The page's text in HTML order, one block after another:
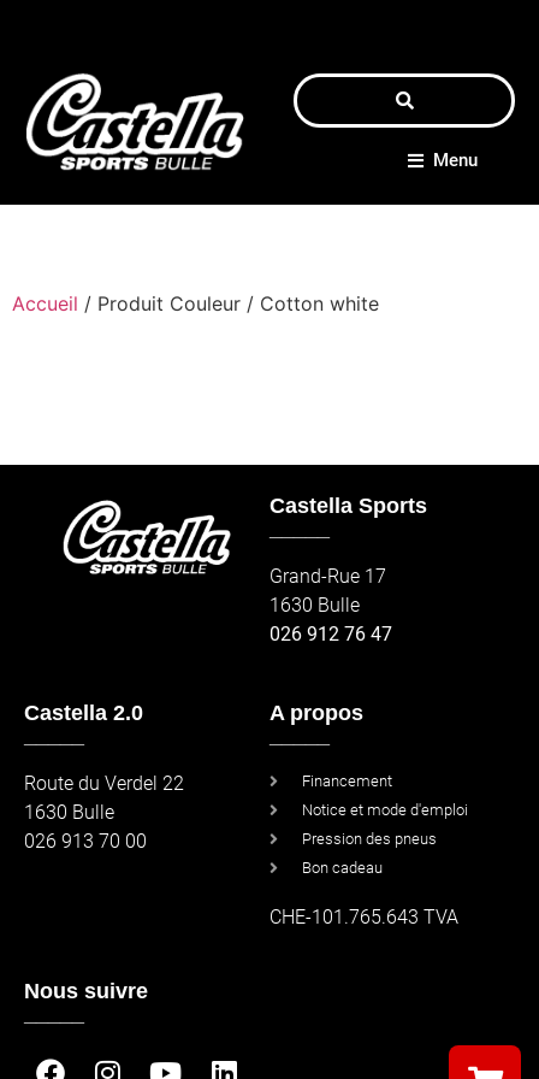
Menu
Accueil / Produit Couleur / Cotton white
Castella Sports
Grand-Rue 17
1630 Bulle
026 912 76 47
Castella 2.0
Route du Verdel 22
1630 Bulle
026 913 70 00
A propos
Financement
Notice et mode d'emploi
Pression des pneus
Bon cadeau
CHE-101.765.643 TVA
Nous suivre